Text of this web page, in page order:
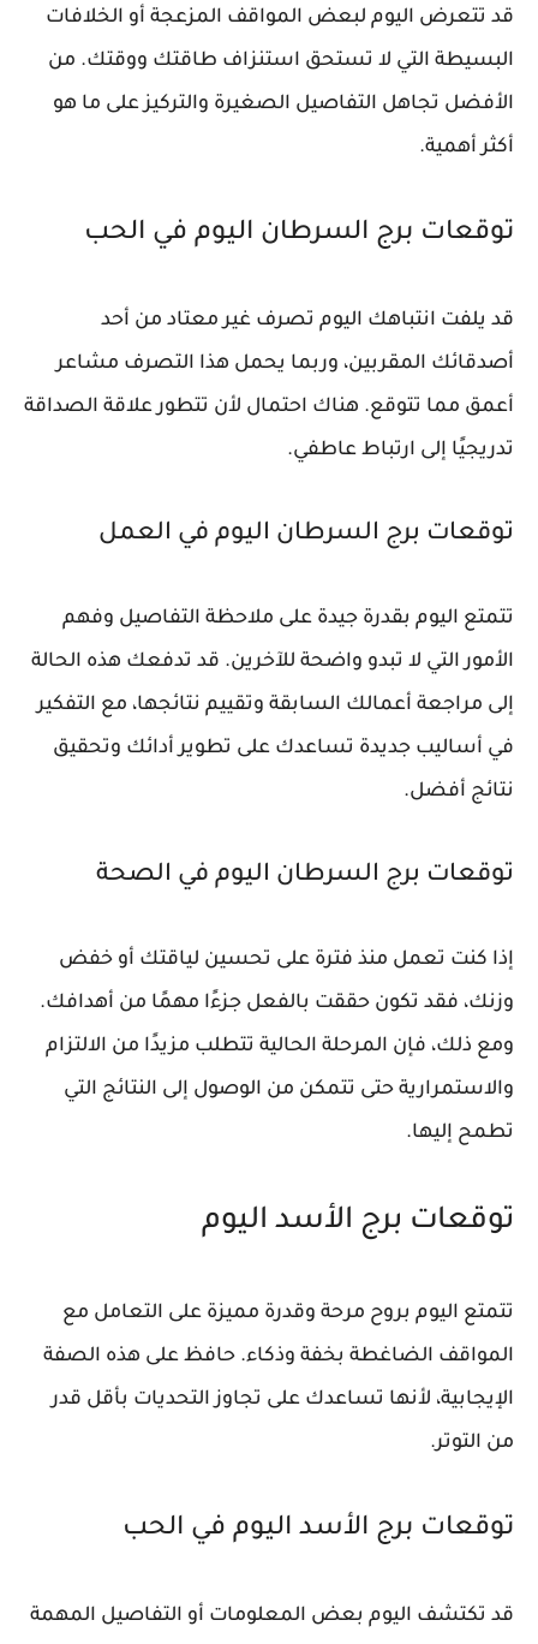
قد تتعرض اليوم لبعض المواقف المزعجة أو الخلافات
البسيطة التي لا تستحق استنزاف طاقتك ووقتك. من
الأفضل تجاهل التفاصيل الصغيرة والتركيز على ما هو
أكثر أهمية.
توقعات برج السرطان اليوم في الحب
قد يلفت انتباهك اليوم تصرف غير معتاد من أحد
أصدقائك المقربين، وربما يحمل هذا التصرف مشاعر
أعمق مما تتوقع. هناك احتمال لأن تتطور علاقة الصداقة
تدريجيًا إلى ارتباط عاطفي.
توقعات برج السرطان اليوم في العمل
تتمتع اليوم بقدرة جيدة على ملاحظة التفاصيل وفهم
الأمور التي لا تبدو واضحة للآخرين. قد تدفعك هذه الحالة
إلى مراجعة أعمالك السابقة وتقييم نتائجها، مع التفكير
في أساليب جديدة تساعدك على تطوير أدائك وتحقيق
نتائج أفضل.
توقعات برج السرطان اليوم في الصحة
إذا كنت تعمل منذ فترة على تحسين لياقتك أو خفض
وزنك، فقد تكون حققت بالفعل جزءًا مهمًا من أهدافك.
ومع ذلك، فإن المرحلة الحالية تتطلب مزيدًا من الالتزام
والاستمرارية حتى تتمكن من الوصول إلى النتائج التي
تطمح إليها.
توقعات برج الأسد اليوم
تتمتع اليوم بروح مرحة وقدرة مميزة على التعامل مع
المواقف الضاغطة بخفة وذكاء. حافظ على هذه الصفة
الإيجابية، لأنها تساعدك على تجاوز التحديات بأقل قدر
من التوتر.
توقعات برج الأسد اليوم في الحب
قد تكتشف اليوم بعض المعلومات أو التفاصيل المهمة